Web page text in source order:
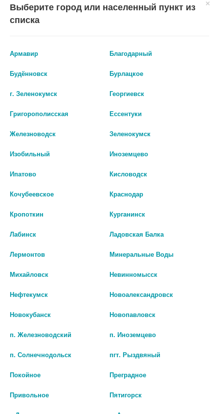
П/П/О /ОЗОН/
496
В КОРЗИНУ
5МГ.№N28 ТАБ. П/П/О 7680
536
В КОРЗИНУ
Выберите город или населенный пункт из
списка
Армавир Благодарный
Будённовск Бурлацкое
г. Зеленокумск Георгиевск
Григорополисская Ессентуки
Железноводск Зеленокумск
Изобильный Иноземцево
Ипатово Кисловодск
Кочубеевское Краснодар
Кропоткин Курганинск
Лабинск Ладовская Балка
Лермонтов Минеральные Воды
Михайловск Невинномысск
Нефтекумск Новоалександровск
Новокубанск Новопавловск
п. Железноводский п. Иноземцево
п. Солнечнодольск пгт. Рыздвяный
Покойное Преградное
Привольное Пятигорск